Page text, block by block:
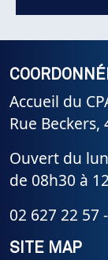
Accueil du
Rue
Ouvert du
de 08h30 à
02 627 22 57 -
SITE MAP